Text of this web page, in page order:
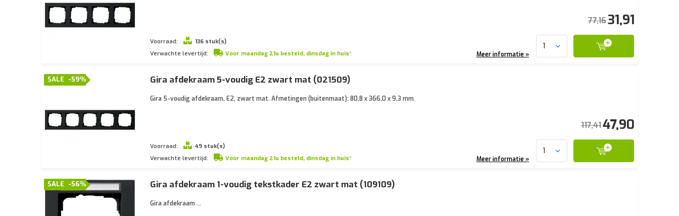
Voorraad:
136 stuk(s)
Verwachte levertijd:
Voor maandag 21u besteld, dinsdag in huis*
77,1631,91
Meer informatie »
-59%
SALE Gira afdekraam 5-voudig E2 zwart mat (021509)
Gira 5-voudig afdekraam, E2, zwart mat. Afmetingen (buitenmaat): 80,8 x 366,0 x 9,3 mm.
Voorraad:
49 stuk(s)
Verwachte levertijd:
Voor maandag 21u besteld, dinsdag in huis*
117,4147,90
Meer informatie »
-56%
SALE Gira afdekraam 1-voudig tekstkader E2 zwart mat (109109)
Gira afdekraam ...